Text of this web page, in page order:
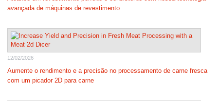
avançada de máquinas de revestimento
12/02/2026
Aumente o rendimento e a precisão no processamento de carne fresca
com um picador 2D para carne